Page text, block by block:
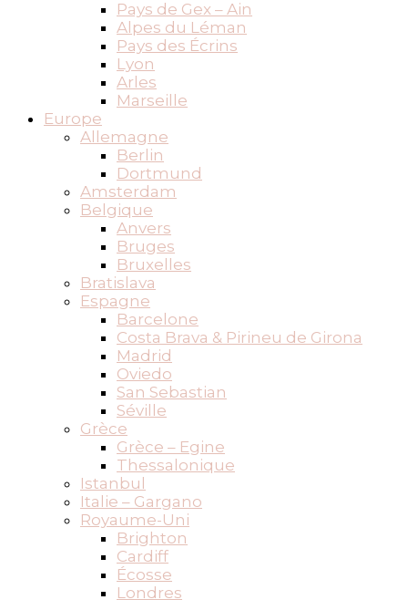
Pays de Gex – Ain
Alpes du Léman
Pays des Écrins
Lyon
Arles
Marseille
Europe
Allemagne
Berlin
Dortmund
Amsterdam
Belgique
Anvers
Bruges
Bruxelles
Bratislava
Espagne
Barcelone
Costa Brava & Pirineu de Girona
Madrid
Oviedo
San Sebastian
Séville
Grèce
Grèce – Egine
Thessalonique
Istanbul
Italie – Gargano
Royaume-Uni
Brighton
Cardiff
Écosse
Londres